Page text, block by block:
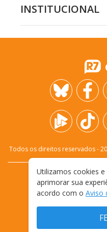
INSTITUCIONAL
Todos os direitos reservados -
FALE
TERMOS E
Utilizamos cookies
aprimorar sua
acordo com o Aviso